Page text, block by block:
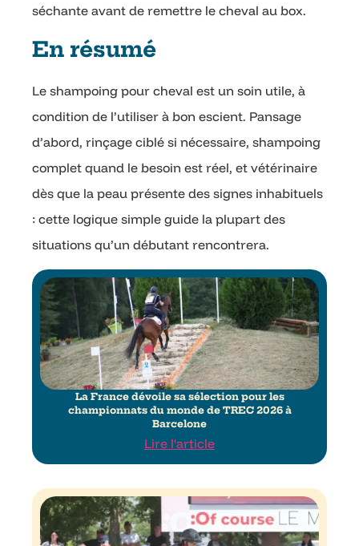
séchante avant de remettre le cheval au box.
En résumé
Le shampoing pour cheval est un soin utile, à
condition de l’utiliser à bon escient. Pansage
d’abord, rinçage ciblé si nécessaire, shampoing
complet quand le besoin est réel, et vétérinaire
dès que la peau présente des signes inhabituels
: cette logique simple guide la plupart des
situations qu’un débutant rencontrera.
La France dévoile sa sélection pour les
championnats du monde de TREC 2026 à
Barcelone
Lire l'article